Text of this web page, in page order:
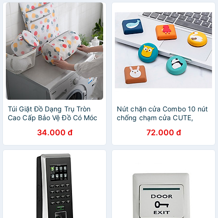
Túi Giặt Đồ Dạng Trụ Tròn
Cao Cấp Bảo Vệ Đồ Có Móc
Thể Xếp Gọn)34.000 đ
Nút chặn cửa Combo 10 nút
chống chạm cửa CUTE,
giảm tiếng động, chống trầy
GD291-NCC-CUTE-10
72.000 đ